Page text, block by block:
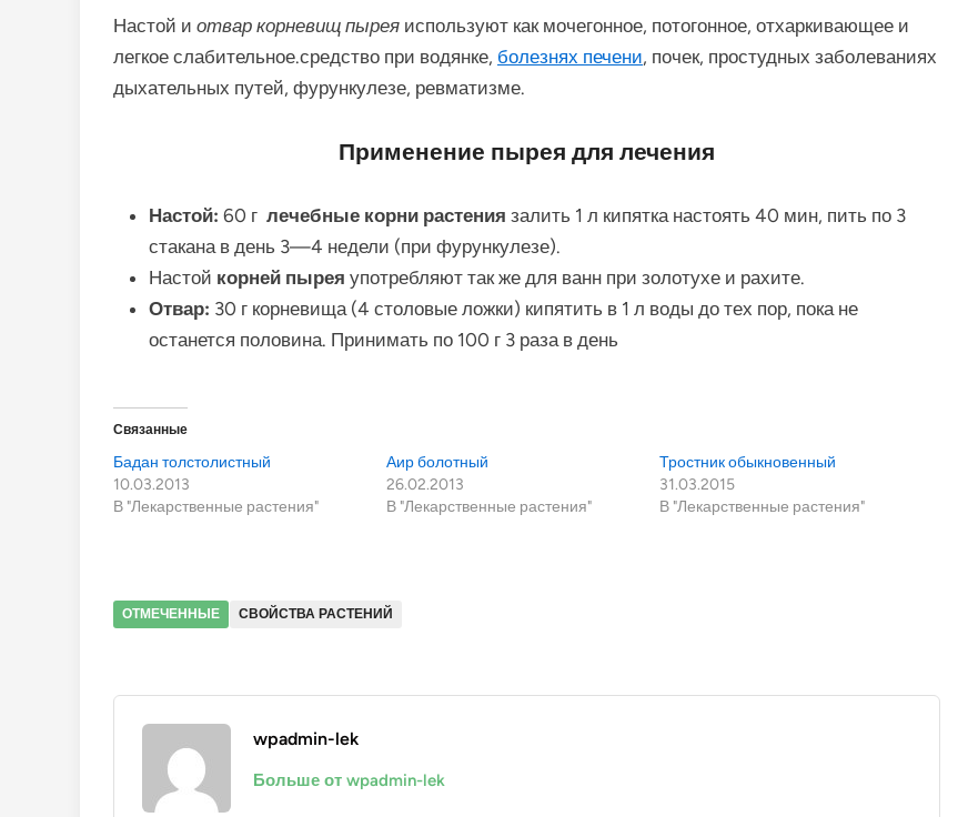
Настой и отвар корневищ пырея используют как мочегонное, потогонное, отхаркивающее и
легкое слабительное.средство при водянке, болезнях печени, почек, простудных заболеваниях
дыхательных путей, фурункулезе, ревматизме.
Применение пырея для лечения
Настой: 60 г лечебные корни растения залить 1 л кипятка настоять 40 мин, пить по 3
стакана в день 3—4 недели (при фурункулезе).
Настой корней пырея употребляют так же для ванн при золотухе и рахите.
Отвар: 30 г корневища (4 столовые ложки) кипятить в 1 л воды до тех пор, пока не
останется половина. Принимать по 100 г 3 раза в день
Связанные
Бадан толстолистный
10.03.2013
В "Лекарственные растения"
Аир болотный
26.02.2013
В "Лекарственные растения"
Тростник обыкновенный
31.03.2015
В "Лекарственные растения"
ОТМЕЧЕННЫЕ СВОЙСТВА РАСТЕНИЙ
wpadmin-lek
Больше от wpadmin-lek